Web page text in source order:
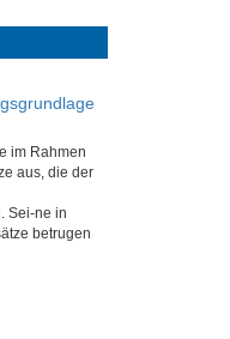
im Rahmen
aus, die der
Sei-ne in
betrugen